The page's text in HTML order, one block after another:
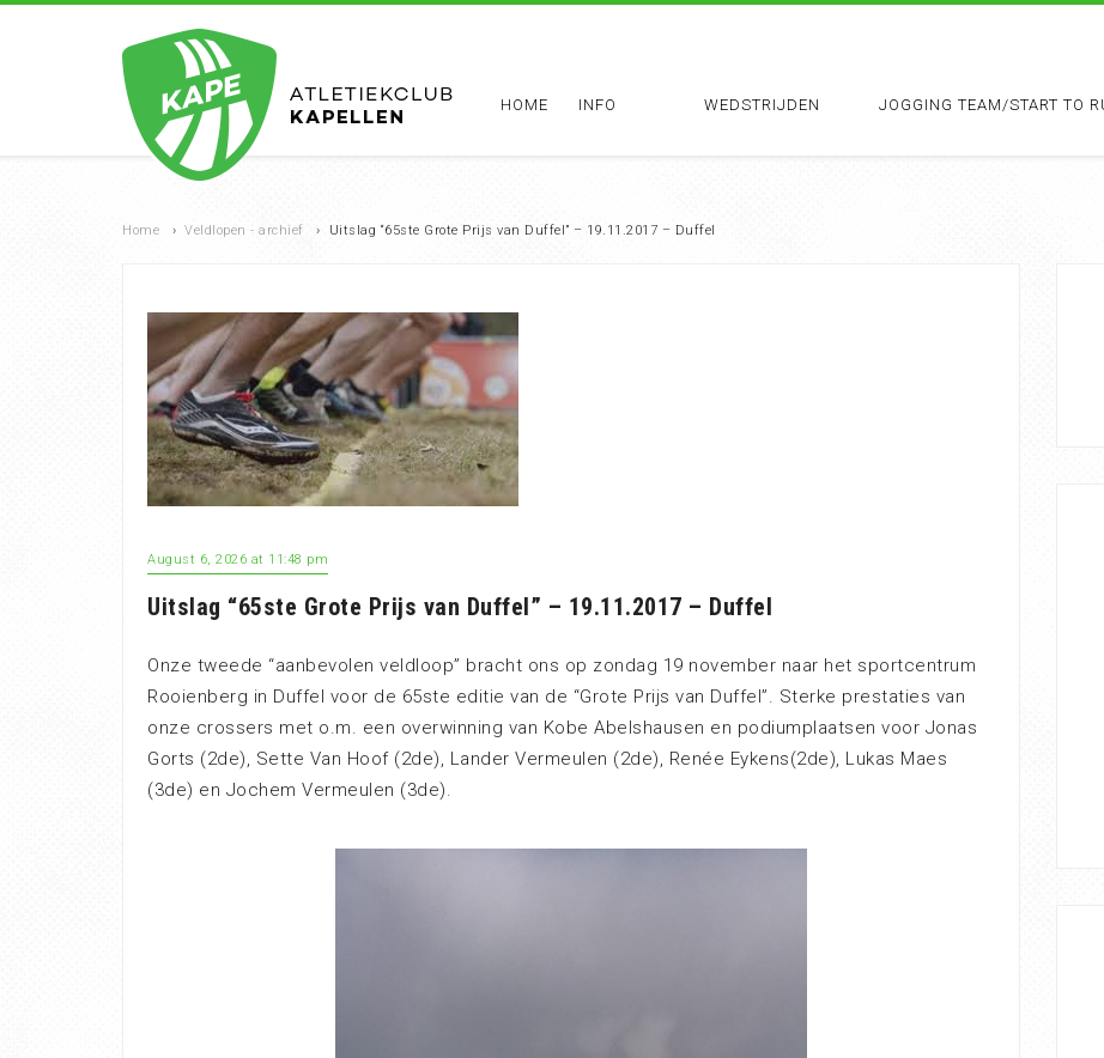
HOME INFO WEDSTRIJDEN JOGGING TEAM/START TO
Home › Veldlopen - archief › Uitslag “65ste Grote Prijs van Duffel” – 19.11.2017 – Duffel
August 6, 2026 at 11:48 pm
Uitslag “65ste Grote Prijs van Duffel” – 19.11.2017 – Duffel
Onze tweede “aanbevolen veldloop” bracht ons op zondag 19 november naar het sportcentrum
Rooienberg in Duffel voor de 65ste editie van de “Grote Prijs van Duffel”. Sterke prestaties van
onze crossers met o.m. een overwinning van Kobe Abelshausen en podiumplaatsen voor Jonas
Gorts (2de), Sette Van Hoof (2de), Lander Vermeulen (2de), Renée Eykens(2de), Lukas Maes
(3de) en Jochem Vermeulen (3de).